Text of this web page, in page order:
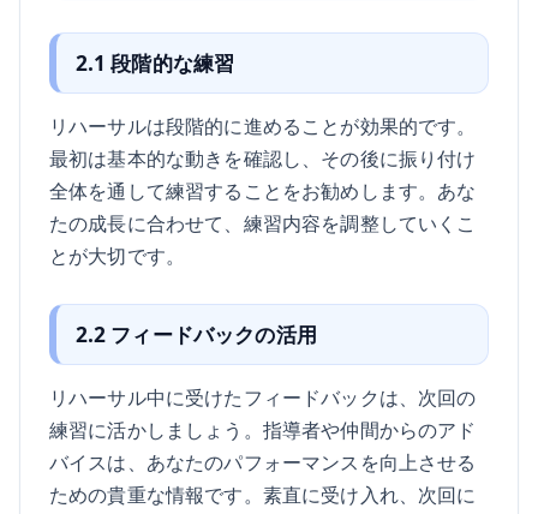
2.1 段階的な練習
リハーサルは段階的に進めることが効果的です。
最初は基本的な動きを確認し、その後に振り付け
全体を通して練習することをお勧めします。あな
たの成長に合わせて、練習内容を調整していくこ
とが大切です。
2.2 フィードバックの活用
リハーサル中に受けたフィードバックは、次回の
練習に活かしましょう。指導者や仲間からのアド
バイスは、あなたのパフォーマンスを向上させる
ための貴重な情報です。素直に受け入れ、次回に